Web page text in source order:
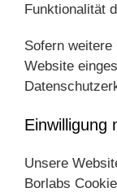
Funktionalität
Sofern
Website
Einwilligung
Unsere
Borlabs